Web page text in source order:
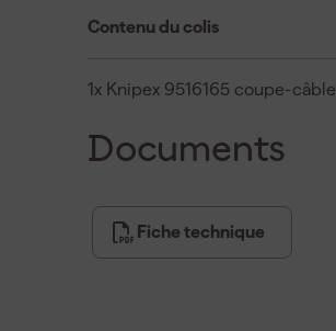
Contenu du colis
1x Knipex 9516165 coupe-câble
Documents
Fiche technique